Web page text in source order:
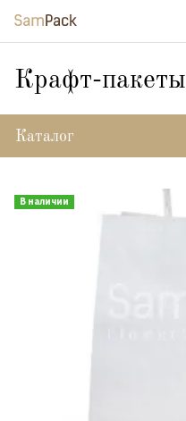
Крафт-пакеты
Каталог
В наличии